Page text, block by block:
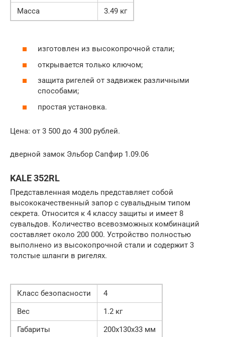
Масса
3.49 кг
изготовлен из высокопрочной стали;
открывается только ключом;
защита ригелей от задвижек различными
способами;
простая установка.
Цена: от 3 500 до 4 300 рублей.
дверной замок Эльбор Сапфир 1.09.06
KALE 352RL
Представленная модель представляет собой
высококачественный запор с сувальдным типом
секрета. Относится к 4 классу защиты и имеет 8
сувальдов. Количество всевозможных комбинаций
составляет около 200 000. Устройство полностью
выполнено из высокопрочной стали и содержит 3
толстые шланги в ригелях.
Класс безопасности
4
Вес
1.2 кг
Габариты
200х130х33 мм